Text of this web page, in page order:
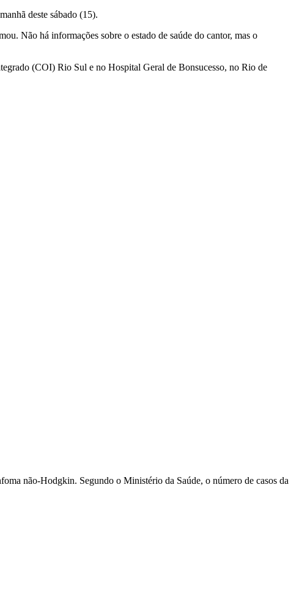
deste sábado (15).
Não há informações sobre o estado de saúde do cantor, mas o
(COI) Rio Sul e no Hospital Geral de Bonsucesso, no Rio de
não-Hodgkin. Segundo o Ministério da Saúde, o número de casos da